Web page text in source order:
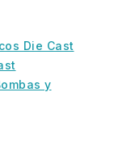
Die Cast
y